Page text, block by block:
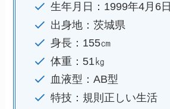
生年月日：1999年4月6日
出身地：茨城県
身長：155㎝
体重：51㎏
血液型：AB型
特技：規則正しい生活